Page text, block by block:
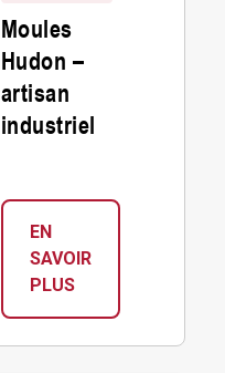
Moules
Hudon –
artisan
industriel
EN
SAVOIR
PLUS:
MOULES